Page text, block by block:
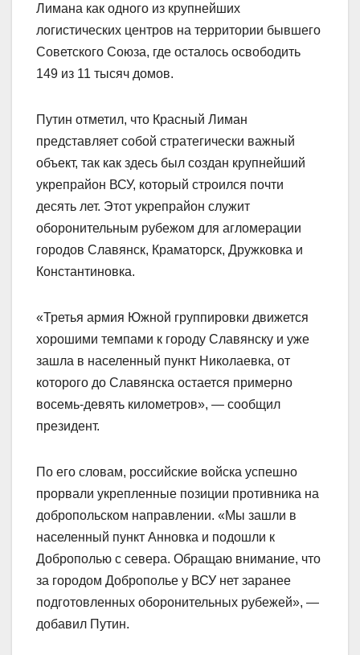
Лимана как одного из крупнейших
логистических центров на территории бывшего
Советского Союза, где осталось освободить
149 из 11 тысяч домов.
Путин отметил, что Красный Лиман
представляет собой стратегически важный
объект, так как здесь был создан крупнейший
укрепрайон ВСУ, который строился почти
десять лет. Этот укрепрайон служит
оборонительным рубежом для агломерации
городов Славянск, Краматорск, Дружковка и
Константиновка.
«Третья армия Южной группировки движется
хорошими темпами к городу Славянску и уже
зашла в населенный пункт Николаевка, от
которого до Славянска остается примерно
восемь-девять километров», — сообщил
президент.
По его словам, российские войска успешно
прорвали укрепленные позиции противника на
добропольском направлении. «Мы зашли в
населенный пункт Анновка и подошли к
Доброполью с севера. Обращаю внимание, что
за городом Доброполье у ВСУ нет заранее
подготовленных оборонительных рубежей», —
добавил Путин.